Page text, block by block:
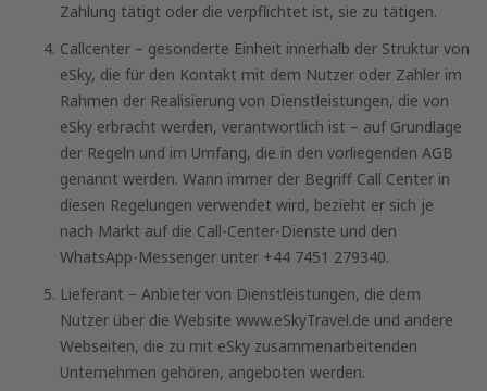
Zahlung tätigt oder die verpflichtet ist, sie zu tätigen.
Callcenter – gesonderte Einheit innerhalb der Struktur von
eSky, die für den Kontakt mit dem Nutzer oder Zahler im
Rahmen der Realisierung von Dienstleistungen, die von
eSky erbracht werden, verantwortlich ist – auf Grundlage
der Regeln und im Umfang, die in den vorliegenden AGB
genannt werden. Wann immer der Begriff Call Center in
diesen Regelungen verwendet wird, bezieht er sich je
nach Markt auf die Call-Center-Dienste und den
WhatsApp-Messenger unter +44 7451 279340.
Lieferant – Anbieter von Dienstleistungen, die dem
Nutzer über die Website www.eSkyTravel.de und andere
Webseiten, die zu mit eSky zusammenarbeitenden
Unternehmen gehören, angeboten werden.